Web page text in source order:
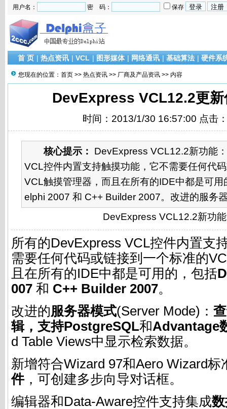
用户名： 密 码： 保存
首 页 | 热点资讯 | VCL | 图形媒体 | 网络通讯 | 基础算法 | 硬件系
您现在的位置： 首页 >> 热点资讯 >> 厂商及产品资讯 >> 内容
DevExpress VCL12.2更新
时间：2013/1/30 16:57:00 点击
核心提示：
DevExpress VCL12.2新功能
VCL控件内置支持触摸功能，它不需要任何代
VCL触摸管理器，而且在所有的IDE中都是可
elphi 2007 和 C++ Builder 2007。改进的服务
DevExpress VCL12.2新功
所有的DevExpress VCL控件内置支
需要任何代码或链接到一个标准的
且在所有的IDE中都是可用的，包括
007 和 C++ Builder 2007。
改进的服务器模式(Server Mode)：
辑，支持PostgreSQL和Advantage
d Table Views中显示检索数据。
新增符合Wizard 97和Aero Wizard标
件，可创建多步向导对话框。
编辑器和Data-Aware控件支持集成